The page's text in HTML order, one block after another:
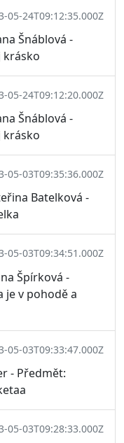
05-24T09:12:35.000Z
Šnáblová -
krásko
05-24T09:12:20.000Z
Šnáblová -
krásko
05-03T09:35:36.000Z
Batelková -
05-03T09:34:51.000Z
Špírková -
je v pohodě a
05-03T09:33:47.000Z
- Předmět:
05-03T09:28:33.000Z